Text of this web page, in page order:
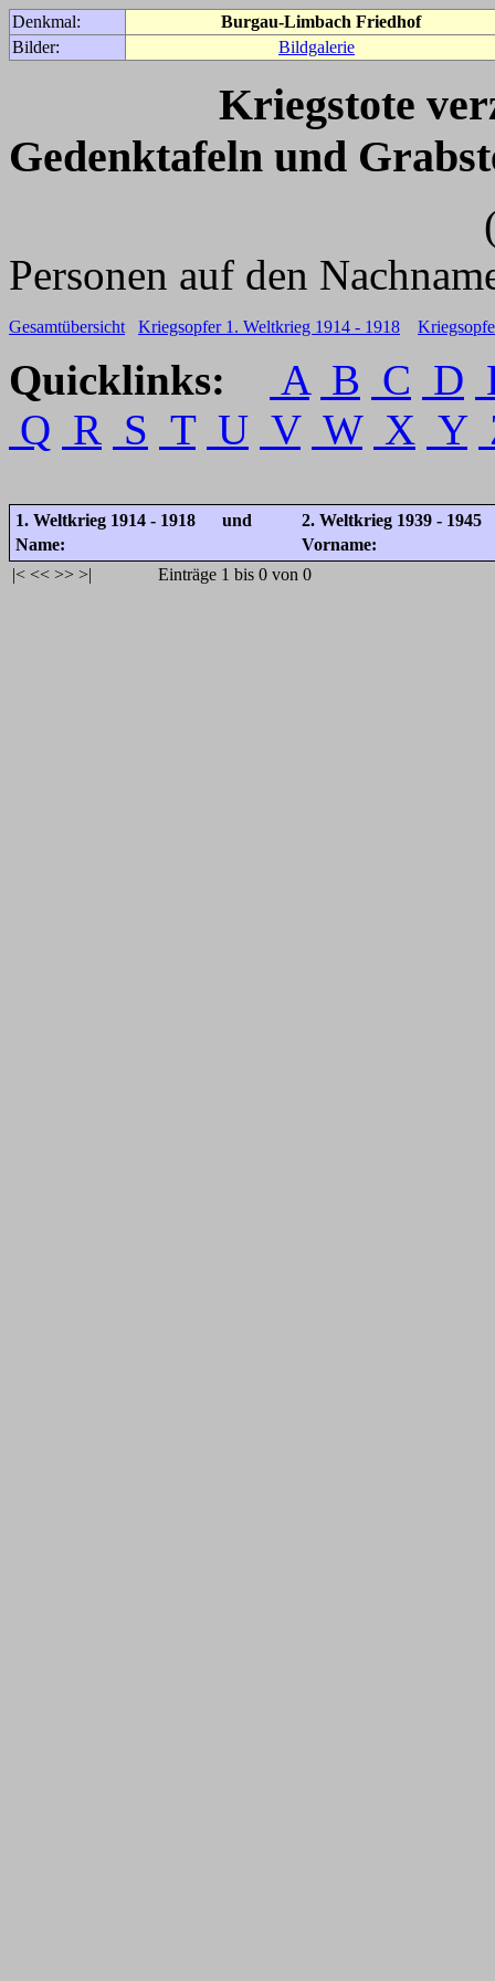
Denkmal:
Burgau-Limbach Friedhof
Bilder:
Bildgalerie
Kriegstote
Gedenktafeln und
(Für weitere
Personen auf den
Gesamtübersicht Kriegsopfer 1. Weltkrieg 1914 - 1918
Quicklinks: A B C D
Q R S T U V W X Y
1. Weltkrieg 1914 - 1918 und
2. Weltkrieg 1939 - 1945
Name:
Vorname:
|< << >> >| Einträge 1 bis 0 von 0